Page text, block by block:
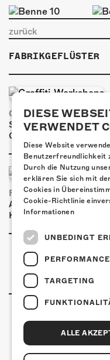
PHOTOMAT
INFOS
KONTAKT
GÖNNEREI
SHOP
zurück
FABRIKGEFLÜSTER
GRAFFITI-
Spray dein eigenes
Graffiti-Workshops für
FRISCH BESTÄTIGT:
Am Sonntag, 15.
Kulturfabrik Kofmehl!
DIESE
VERWENDET
Diese Website
Benutzerfreundlichkeit
Durch die Nutzung
erklären Sie sich mit
Cookies in
Cookie-Richtlinie
Informationen
UNBEDINGT
PERFORMANCE
TARGETING
ALLE